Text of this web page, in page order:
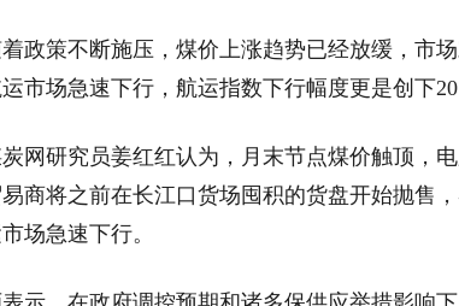
政策不断施压，煤价上涨趋势已经放缓，市
市场急速下行，航运指数下行幅度更是创下
网研究员姜红红认为，月末节点煤价触顶，
商将之前在长江口货场囤积的货盘开始抛售
场急速下行。